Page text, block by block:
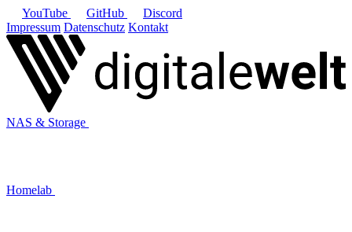
YouTube GitHub
Discord
Impressum Datenschutz Kontakt
NAS & Storage
Homelab